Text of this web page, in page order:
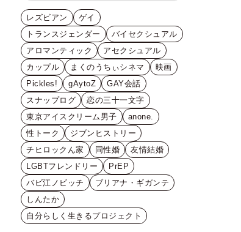
レズビアン
ゲイ
トランスジェンダー
バイセクシュアル
アロマンティック
アセクシュアル
カップル
まくのうちぃシネマ
映画
Pickles!
gAytoZ
GAY会話
スナップログ
恋の三十一文字
東京アイスクリーム男子
anone.
性トーク
ジブンヒストリー
チヒロックん家
同性婚
友情結婚
LGBTフレンドリー
PrEP
バビ江ノビッチ
ブリアナ・ギガンテ
しんたか
自分らしく生きるプロジェクト